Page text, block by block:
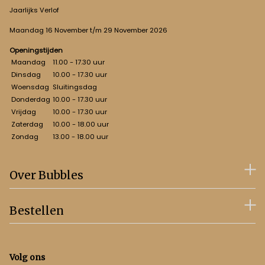
Jaarlijks Verlof
Maandag 16 November t/m 29 November 2026
Openingstijden
Maandag
11.00 - 17.30 uur
Dinsdag
10.00 - 17.30 uur
Woensdag Sluitingsdag
Donderdag 10.00 - 17.30 uur
Vrijdag
10.00 - 17.30 uur
Zaterdag
10.00 - 18.00 uur
Zondag
13.00 - 18.00 uur
Over Bubbles
Bestellen
Volg ons